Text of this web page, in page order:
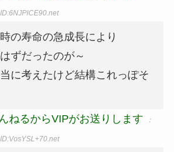
ID:6NJPlCE90.net
の寿命の急成長により
ずだったのが～
に考えたけど結構これっぽそ
ねるからVIPがお送りします ：
ID:VosYSL+70.net